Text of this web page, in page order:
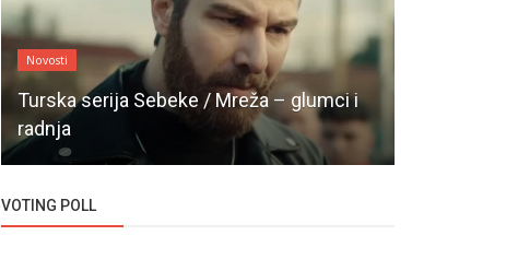
Novosti
Turska serija Sebeke / Mreža – glumci i
radnja
VOTING POLL